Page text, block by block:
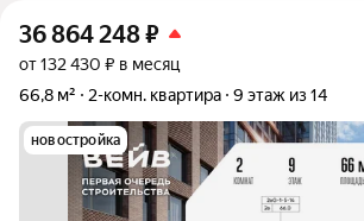
36 864 248₽
от 132 430 ₽ в месяц
66,8 м²
2-комн. квартира 9 этаж из 14
новостройка